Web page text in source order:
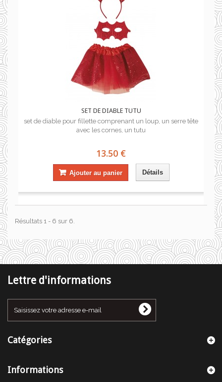
SET DE DIABLE TUTU
set de diable pour fillette comprenant un loup, un serre tête
avec les cornes, un tutu
13.50 €
Ajouter au panier Détails
Résultats 1 - 6 sur 6.
Lettre d'informations
Catégories
Informations